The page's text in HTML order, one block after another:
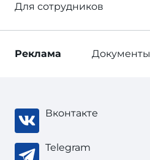
Для сотрудников
Реклама Документы
Вконтакте
Telegram